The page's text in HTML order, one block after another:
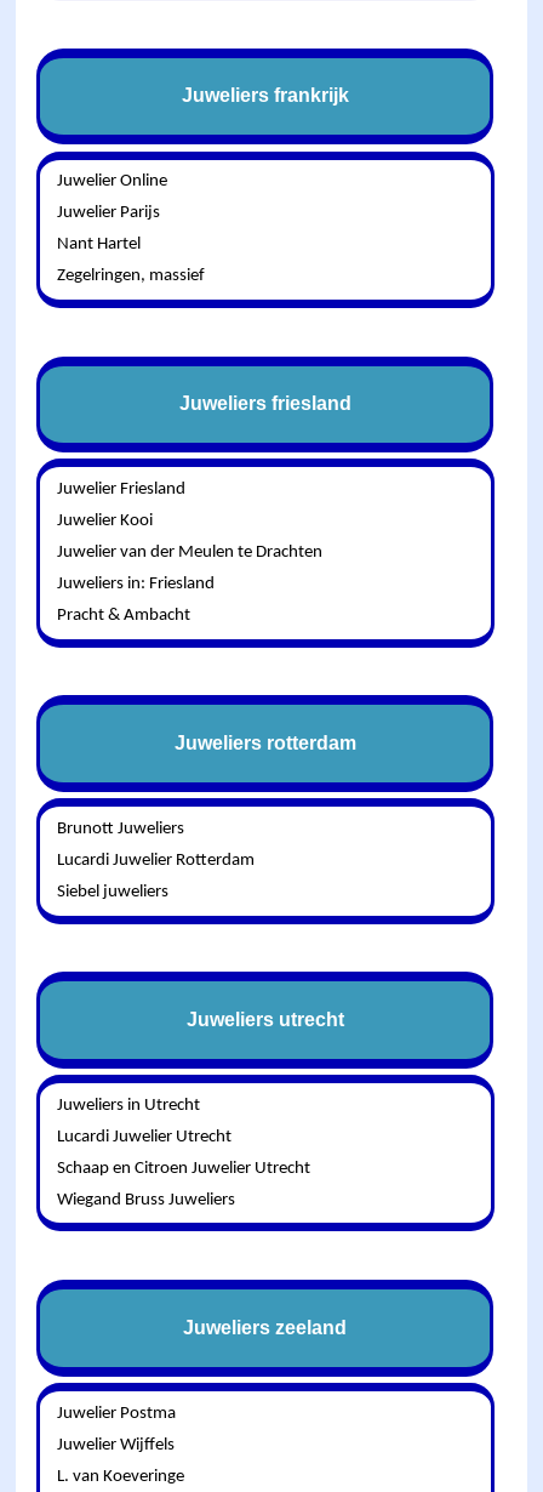
Juweliers frankrijk
Juwelier Online
Juwelier Parijs
Nant Hartel
Zegelringen, massief
Juweliers friesland
Juwelier Friesland
Juwelier Kooi
Juwelier van der Meulen te Drachten
Juweliers in: Friesland
Pracht & Ambacht
Juweliers rotterdam
Brunott Juweliers
Lucardi Juwelier Rotterdam
Siebel juweliers
Juweliers utrecht
Juweliers in Utrecht
Lucardi Juwelier Utrecht
Schaap en Citroen Juwelier Utrecht
Wiegand Bruss Juweliers
Juweliers zeeland
Juwelier Postma
Juwelier Wijffels
L. van Koeveringe